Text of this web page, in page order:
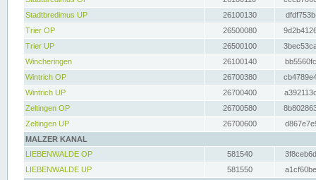
Stadtbredimus UP
26100130
Trier OP
26500080
Trier UP
26500100
Wincheringen
26100140
Wintrich OP
26700380
Wintrich UP
26700400
Zeltingen OP
26700580
Zeltingen UP
26700600
MALZER KANAL
LIEBENWALDE OP
581540
LIEBENWALDE UP
581550